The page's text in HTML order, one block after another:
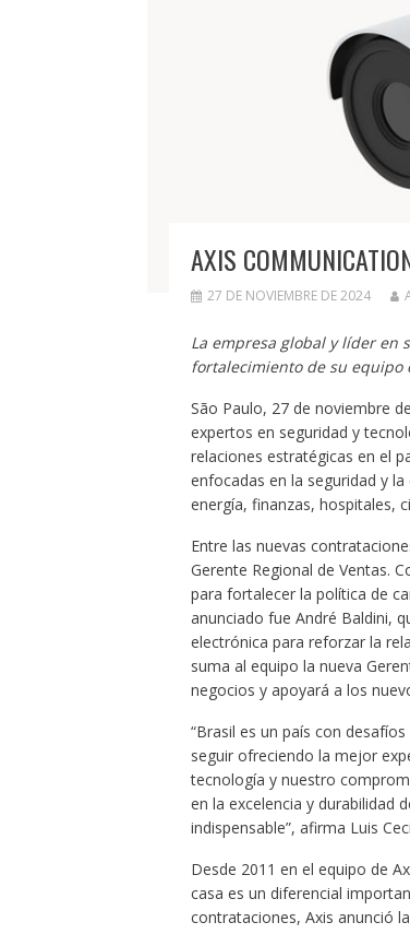
AXIS
27 DE NOVIEMBRE DE 2024
La empresa global y líder en
fortalecimiento de su equipo
São Paulo, 27 de noviembre
expertos en seguridad y
relaciones estratégicas en el
enfocadas en la seguridad y
energía, finanzas, hospitales,
Entre las nuevas
Gerente Regional de Ventas.
para fortalecer la política de
anunciado fue André Baldini,
electrónica para reforzar la
suma al equipo la nueva
negocios y apoyará a los
“Brasil es un país con
seguir ofreciendo la mejor
tecnología y nuestro
en la excelencia y durabilidad
indispensable”, afirma Luis
Desde 2011 en el equipo de
casa es un diferencial
contrataciones, Axis anunció